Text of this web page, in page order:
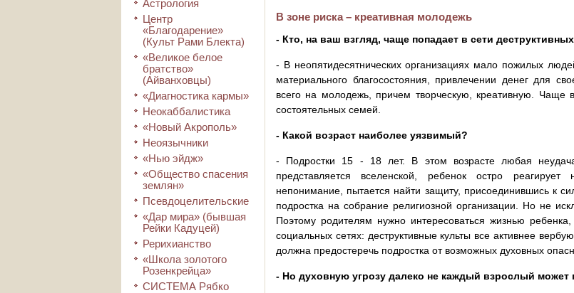
Астрология
Центр
«Благодарение»
(Культ Рами Блекта)
«Великое белое
братство»
(Айванховцы)
«Диагностика кармы»
Неокаббалистика
«Новый Акрополь»
Неоязычники
«Нью эйдж»
«Общество спасения
землян»
Псевдоцелительские
«Дар мира» (бывшая
Рейки Кадуцей)
Рерихианство
«Школа золотого
Розенкрейца»
СИСТЕМА Рябко
В зоне риска – креативная молодежь
- Кто, на ваш взгляд, чаще попадает в сети
- В неопятидесятнических организациях мало пожилых
материального благосостояния, привлечении денег для
всего на молодежь, причем творческую, креативную. Чаще
состоятельных семей.
- Какой возраст наиболее уязвимый?
- Подростки 15 - 18 лет. В этом возрасте любая
представляется вселенской, ребенок остро реагирует
непонимание, пытается найти защиту, присоединившись к
подростка на собрание религиозной организации. Но не
Поэтому родителям нужно интересоваться жизнью
социальных сетях: деструктивные культы все активнее
должна предостеречь подростка от возможных духовных
- Но духовную угрозу далеко не каждый взрослый может